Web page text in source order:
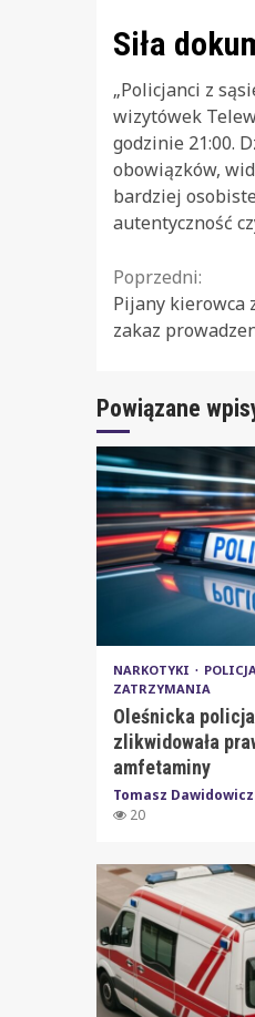
Siła
„Policjanci z
wizytówek
godzinie 21:00.
obowiązków,
bardziej
autentyczność
Continue
Reading
Poprzedni:
Pijany kierowca
zakaz
Powiązane
NARKOTYKI
POLICJA
ZATRZYMANIA
Oleśnicka policja
zlikwidowała
amfetaminy
Tomasz Dawidowicz
20